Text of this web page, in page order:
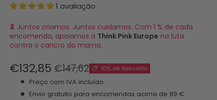
1 avaliação
🎗 Juntos criamos. Juntos cuidamos. Com 1 % de cada
encomenda, apoiamos a Think Pink Europe na luta
contra o cancro da mama.
€132,85 €147,62 10% de desconto
Preço com IVA incluído
Envio gratuito para encomendas acima de 69 €